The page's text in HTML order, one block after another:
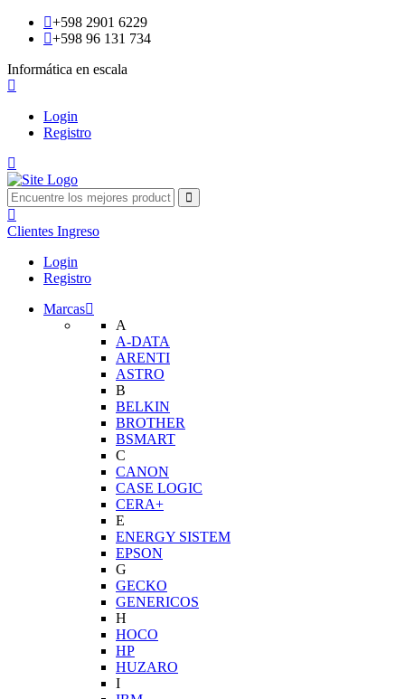
+598 2901 6229
+598 96 131 734
Informática en escala
Login
Registro
Clientes Ingreso
Login
Registro
Marcas
A
A-DATA
ARENTI
ASTRO
B
BELKIN
BROTHER
BSMART
C
CANON
CASE LOGIC
CERA+
E
ENERGY SISTEM
EPSON
G
GECKO
GENERICOS
H
HOCO
HP
HUZARO
I